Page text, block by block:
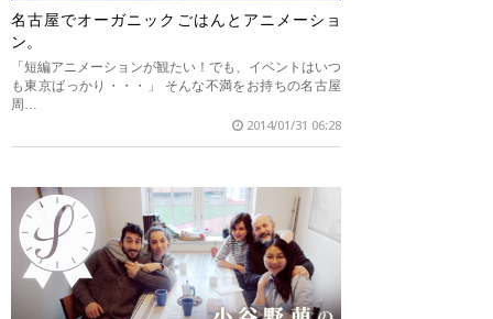
名古屋でオーガニックごはんとアニメーショ
ン。
「短編アニメーションが観たい！でも、イベントはいつ
も東京ばっかり・・・」 そんな不満をお持ちの名古屋
周…
2014/01/31 06:28